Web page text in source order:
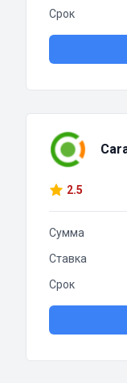
Срок
2.5
Сумма
Ставка
Срок